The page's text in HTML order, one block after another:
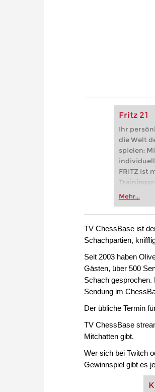
Fritz 21
Ihr
die Welt
spielen:
FRITZ ist
zuvor.
Mehr...
TV ChessBase ist
Schachpartien,
Seit 2003 haben
Gästen, über 500
Schach gesprochen.
Sendung im
Der übliche Termin
TV ChessBase
Mitchatten gibt.
Wer sich bei Twitch
Gewinnspiel gibt es